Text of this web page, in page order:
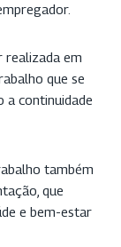
realizada em
que se
a continuidade
também
que
e bem-estar